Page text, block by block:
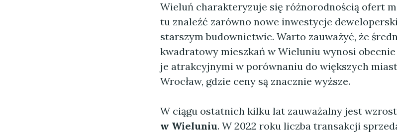
Wieluń charakteryzuje się różnorodnością ofert
tu znaleźć zarówno nowe inwestycje
starszym budownictwie. Warto zauważyć, że
kwadratowy mieszkań w Wieluniu wynosi obecnie
je atrakcyjnymi w porównaniu do większych
Wrocław, gdzie ceny są znacznie wyższe.
W ciągu ostatnich kilku lat zauważalny jest
w Wieluniu. W 2022 roku liczba transakcji